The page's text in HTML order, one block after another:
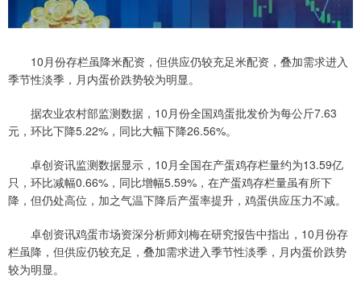
10月份存栏虽降米配资，但供应仍较充足米配资，叠加需求进入
季节性淡季，月内蛋价跌势较为明显。
据农业农村部监测数据，10月份全国鸡蛋批发价为每公斤7.63
元，环比下降5.22%，同比大幅下降26.56%。
卓创资讯监测数据显示，10月全国在产蛋鸡存栏量约为13.59亿
只，环比减幅0.66%，同比增幅5.59%，在产蛋鸡存栏量虽有所下
降，但仍处高位，加之气温下降后产蛋率提升，鸡蛋供应压力不减。
卓创资讯鸡蛋市场资深分析师刘梅在研究报告中指出，10月份存
栏虽降，但供应仍较充足，叠加需求进入季节性淡季，月内蛋价跌势
较为明显。